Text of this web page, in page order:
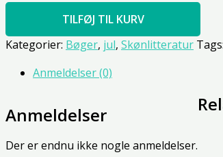
TILFØJ TIL KURV
Kategorier: Bøger, jul, Skønlitteratur Tags:
Anmeldelser (0)
Anmeldelser
Der er endnu ikke nogle anmeldelser.